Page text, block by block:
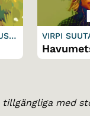
B
VIRPI
med